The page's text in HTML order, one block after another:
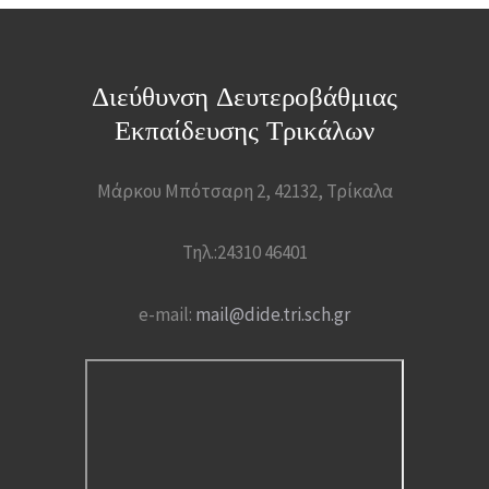
Διεύθυνση Δευτεροβάθμιας
Εκπαίδευσης Τρικάλων
Μάρκου Μπότσαρη 2, 42132, Τρίκαλα
Τηλ.:24310 46401
e-mail: mail@dide.tri.sch.gr